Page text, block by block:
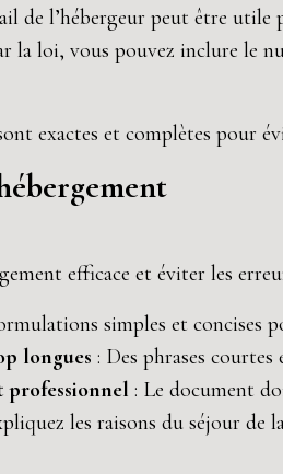
de l’hébergeur peut être
la loi, vous pouvez inclure le
exactes et complètes pour
efficace et éviter les
simples et concises
longues : Des phrases
professionnel : Le document
les raisons du séjour de